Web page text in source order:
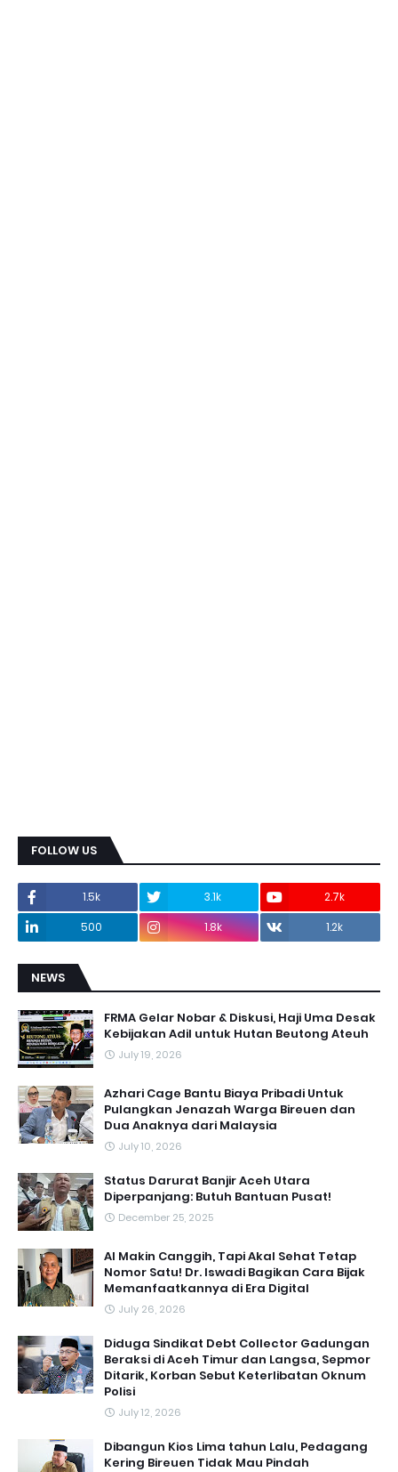
FOLLOW US
1.5k 3.1k
2.7k
500
1.8k 1.2k
NEWS
FRMA Gelar Nobar & Diskusi, Haji Uma Desak
Kebijakan Adil untuk Hutan Beutong Ateuh
July 19, 2026
Azhari Cage Bantu Biaya Pribadi Untuk
Pulangkan Jenazah Warga Bireuen dan
Dua Anaknya dari Malaysia
July 10, 2026
Status Darurat Banjir Aceh Utara
Diperpanjang: Butuh Bantuan Pusat!
December 25, 2025
AI Makin Canggih, Tapi Akal Sehat Tetap
Nomor Satu! Dr. Iswadi Bagikan Cara Bijak
Memanfaatkannya di Era Digital
July 26, 2026
Diduga Sindikat Debt Collector Gadungan
Beraksi di Aceh Timur dan Langsa, Sepmor
Ditarik, Korban Sebut Keterlibatan Oknum
Polisi
July 12, 2026
Dibangun Kios Lima tahun Lalu, Pedagang
Kering Bireuen Tidak Mau Pindah